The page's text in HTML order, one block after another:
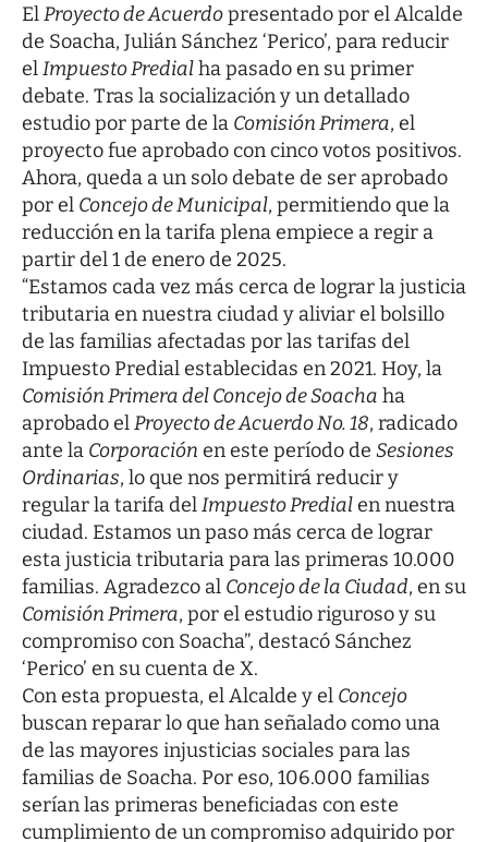
ElProyecto de Acuerdopresentado por el Alcalde
de Soacha, Julián Sánchez ‘Perico’, para reducir
elImpuesto Predialha pasado en su primer
debate. Tras la socialización y un detallado
estudio por parte de la Comisión Primera, el
proyecto fue aprobado con cinco votos positivos.
Ahora, queda a un solo debate de ser aprobado
por el Concejo de Municipal, permitiendo que la
reducción en la tarifa plena empiece a regir a
partir del 1 de enero de 2025.
“Estamos cada vez más cerca de lograr la justicia
tributaria en nuestra ciudad y aliviar el bolsillo
de las familias afectadas por las tarifas del
Impuesto Predial establecidas en 2021. Hoy, la
Comisión Primera del Concejo de Soacha ha
aprobado elProyecto de Acuerdo No. 18, radicado
ante la Corporación en este período de Sesiones
Ordinarias, lo que nos permitirá reducir y
regular la tarifa delImpuesto Predialen nuestra
ciudad. Estamos un paso más cerca de lograr
esta justicia tributaria para las primeras 10.000
familias. Agradezco al Concejo de la Ciudad, en su
Comisión Primera, por el estudio riguroso y su
compromiso con Soacha”, destacó Sánchez
‘Perico’ en su cuenta de X.
Con esta propuesta, el Alcalde y el Concejo
buscan reparar lo que han señalado como una
de las mayores injusticias sociales para las
familias de Soacha. Por eso, 106.000 familias
serían las primeras beneficiadas con este
cumplimiento de un compromiso adquirido por